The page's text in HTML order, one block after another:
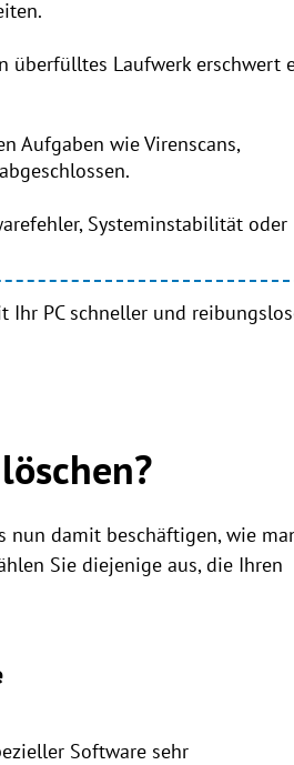
überfülltes Laufwerk erschwert
Aufgaben wie Virenscans,
Systeminstabilität oder
Ihr PC schneller und
nun damit beschäftigen, wie
Sie diejenige aus, die Ihren
Software sehr